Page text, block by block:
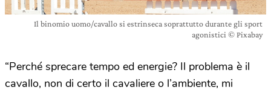
Il binomio uomo/cavallo si estrinseca soprattutto durante gli sport
agonistici © Pixabay
“Perché sprecare tempo ed energie? Il problema è il
cavallo, non di certo il cavaliere o l’ambiente, mi